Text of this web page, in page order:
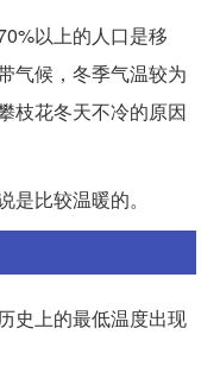
以上的人口是移
气候，冬季气温较为
枝花冬天不冷的原因
比较温暖的。
史上的最低温度出现